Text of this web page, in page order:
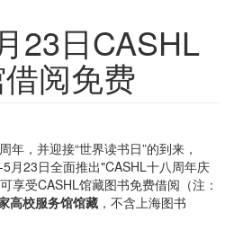
23日CASHL
阅免费
年，并迎接“世界读书日”的到来，
月23日全面推出"CASHL十八周年庆
享受CASHL馆藏图书免费借阅（注：
高校服务馆馆藏 ，不含上海图书